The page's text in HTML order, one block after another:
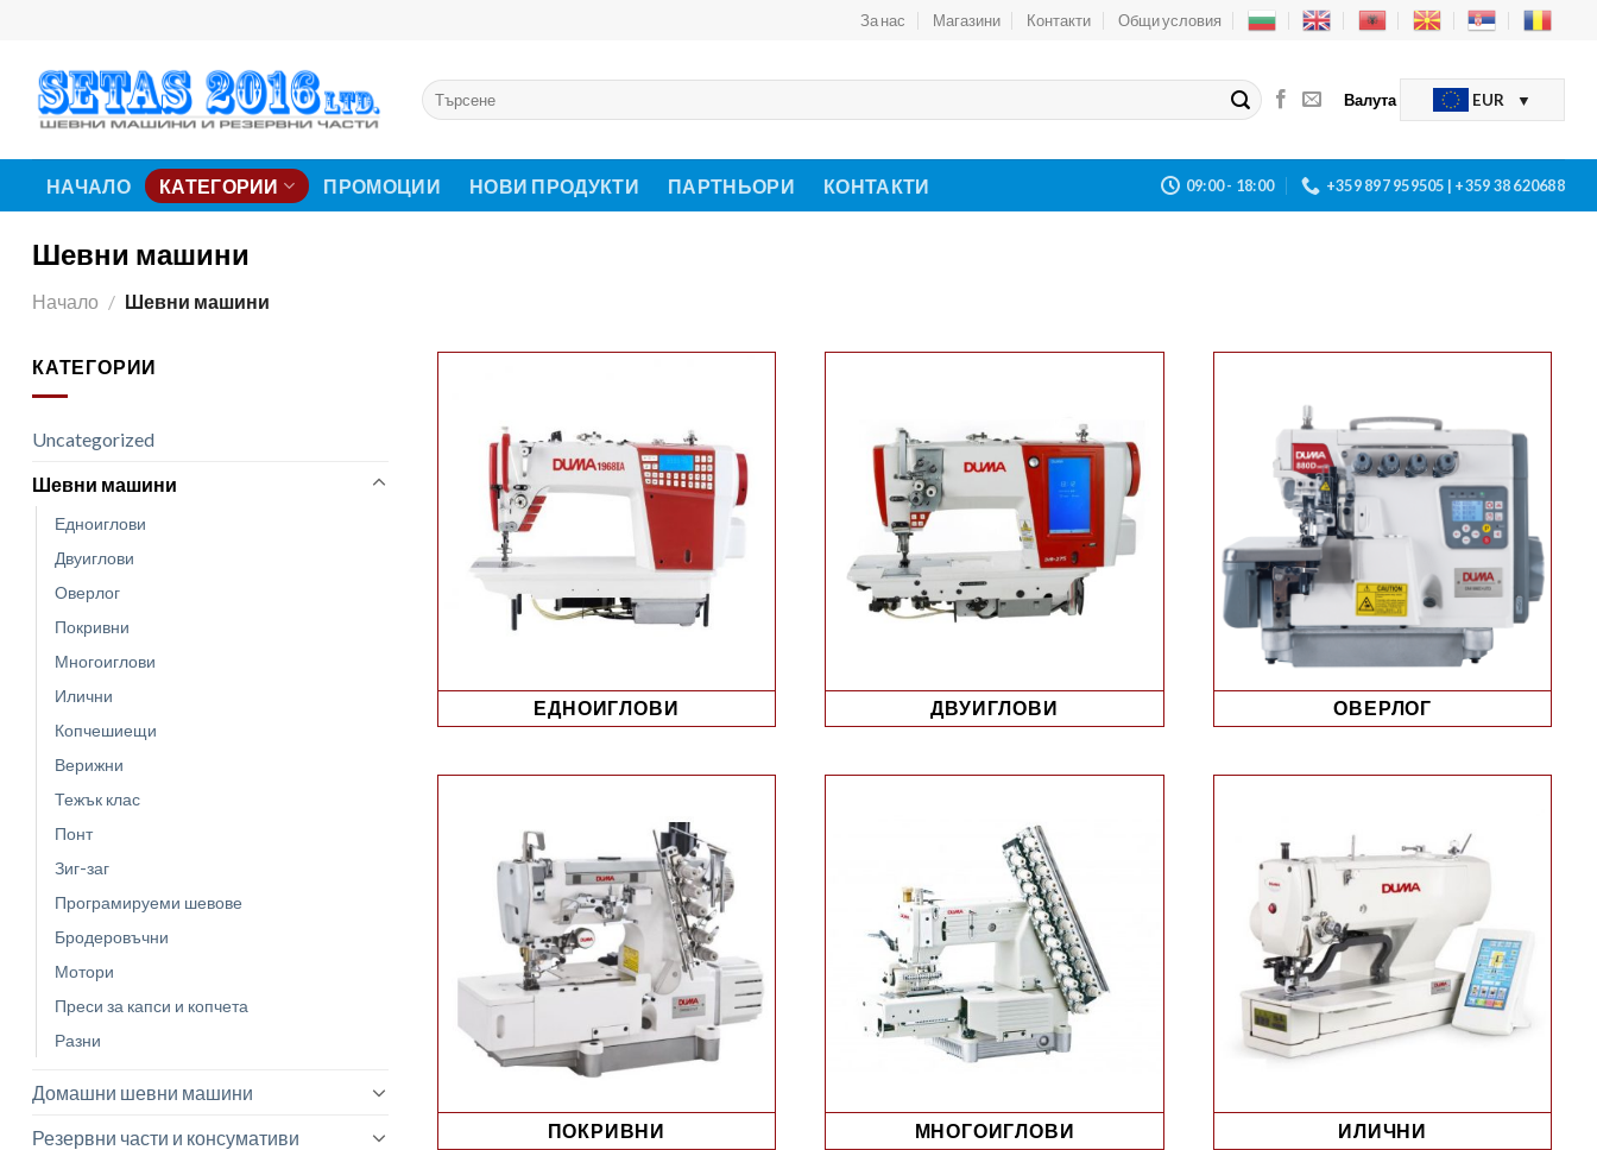
content
За нас Магазини Контакти Общи условия
Търсене
за:
Валута EUR
НАЧАЛО КАТЕГОРИИ ПРОМОЦИИ НОВИ ПРОДУКТИ ПАРТНЬОРИ КОНТАКТИ 09:00 - 18:00 +359 897 959505 | +359 38 620688
Шевни машини
Начало / Шевни машини
КАТЕГОРИИ
Uncategorized
Шевни машини
Едноиглови
Двуиглови
Оверлог
Покривни
Многоиглови
Илични
Копчешиещи
Верижни
Тежък клас
Понт
Зиг-заг
Програмируеми шевове
Бродеровъчни
Мотори
Преси за капси и копчета
Разни
Домашни шевни машини
Резервни части и консумативи
ЕДНОИГЛОВИ ДВУИГЛОВИ ОВЕРЛОГ
ПОКРИВНИ МНОГОИГЛОВИ ИЛИЧНИ